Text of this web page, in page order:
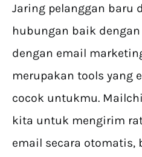
Jaring pelanggan baru
hubungan baik
dengan email
merupakan tools yang
cocok untukmu.
kita untuk mengirim
email secara otomatis,